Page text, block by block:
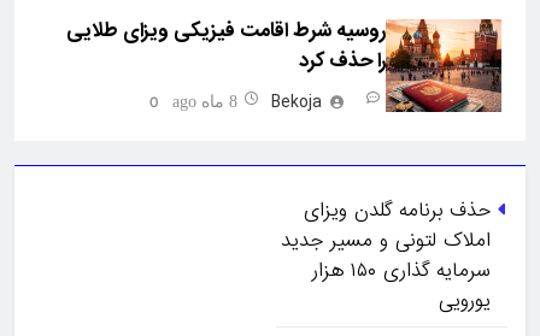
روسیه شرط اقامت فیزیکی ویزای طلایی
را حذف کرد
Bekoja 8 ماه ago 0
حذف برنامه گلدن ویزای
املاک لتونی و مسیر جدید
سرمایه گذاری ۱۵۰ هزار
یورویی